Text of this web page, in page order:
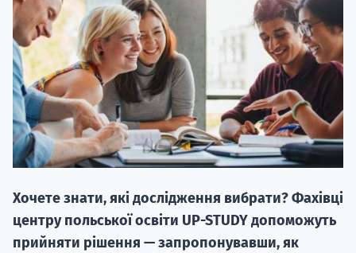
Хочете знати, які дослідження вибрати? Фахівці
центру польської освіти UP-STUDY допоможуть
прийняти рішення — запропонувавши, як
"Навчання
НАБІР